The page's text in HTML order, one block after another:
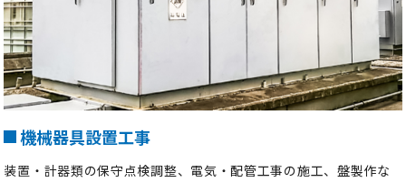
機械器具設置工事
装置・計器類の保守点検調整、電気・配管工事の施工、盤製作な